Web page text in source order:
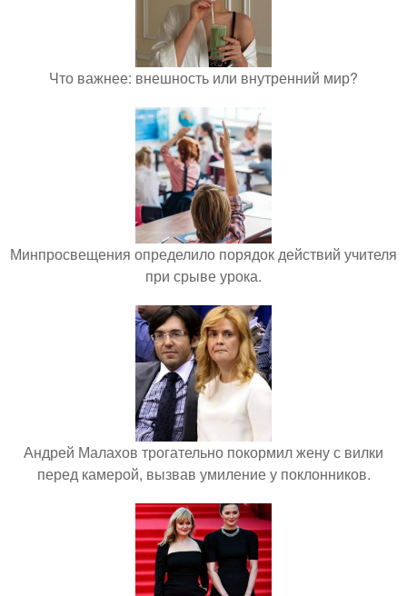
Что важнее: внешность или внутренний мир?
Минпросвещения определило порядок действий учителя
при срыве урока.
Андрей Малахов трогательно покормил жену с вилки
перед камерой, вызвав умиление у поклонников.